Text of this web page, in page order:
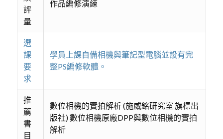
評
量
作品編修演練
選
課
要
求
學員上課自備相機與筆記型電腦並設有完
整PS編修軟體。
推
薦
書
目
數位相機的實拍解析 (施威銘研究室 旗標出
版社) 數位相機原廠DPP與數位相機的實拍
解析